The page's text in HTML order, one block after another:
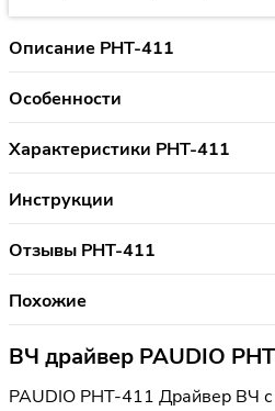
Описание PHT-411
Особенности
Характеристики PHT-411
Инструкции
Отзывы PHT-411
Похожие
ВЧ драйвер PAUDIO
PAUDIO PHT-411 Драйвер ВЧ